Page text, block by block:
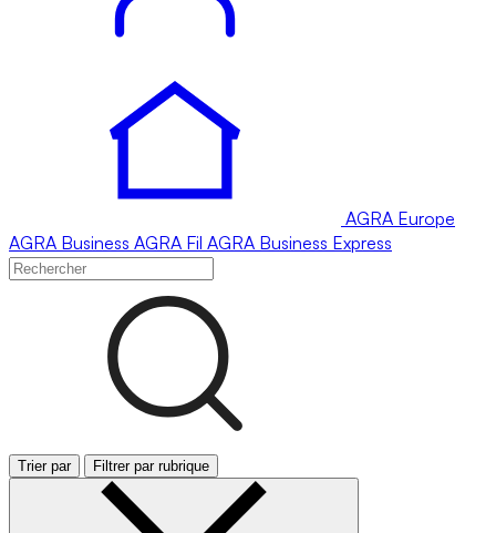
AGRA Europe
AGRA Business AGRA Fil AGRA Business Express
Trier par Filtrer par rubrique